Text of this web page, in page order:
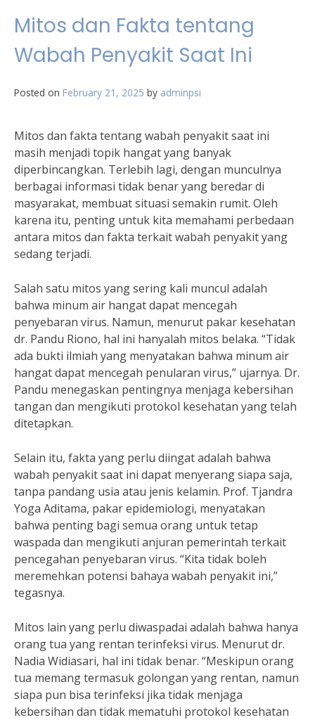
Mitos dan Fakta tentang
Wabah Penyakit Saat Ini
Posted on February 21, 2025 by adminpsi
Mitos dan fakta tentang wabah penyakit saat ini
masih menjadi topik hangat yang banyak
diperbincangkan. Terlebih lagi, dengan munculnya
berbagai informasi tidak benar yang beredar di
masyarakat, membuat situasi semakin rumit. Oleh
karena itu, penting untuk kita memahami perbedaan
antara mitos dan fakta terkait wabah penyakit yang
sedang terjadi.
Salah satu mitos yang sering kali muncul adalah
bahwa minum air hangat dapat mencegah
penyebaran virus. Namun, menurut pakar kesehatan
dr. Pandu Riono, hal ini hanyalah mitos belaka. “Tidak
ada bukti ilmiah yang menyatakan bahwa minum air
hangat dapat mencegah penularan virus,” ujarnya. Dr.
Pandu menegaskan pentingnya menjaga kebersihan
tangan dan mengikuti protokol kesehatan yang telah
ditetapkan.
Selain itu, fakta yang perlu diingat adalah bahwa
wabah penyakit saat ini dapat menyerang siapa saja,
tanpa pandang usia atau jenis kelamin. Prof. Tjandra
Yoga Aditama, pakar epidemiologi, menyatakan
bahwa penting bagi semua orang untuk tetap
waspada dan mengikuti anjuran pemerintah terkait
pencegahan penyebaran virus. “Kita tidak boleh
meremehkan potensi bahaya wabah penyakit ini,”
tegasnya.
Mitos lain yang perlu diwaspadai adalah bahwa hanya
orang tua yang rentan terinfeksi virus. Menurut dr.
Nadia Widiasari, hal ini tidak benar. “Meskipun orang
tua memang termasuk golongan yang rentan, namun
siapa pun bisa terinfeksi jika tidak menjaga
kebersihan dan tidak mematuhi protokol kesehatan